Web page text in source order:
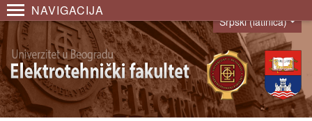
NAVIGACIJA
Language
Srpski (latinica)